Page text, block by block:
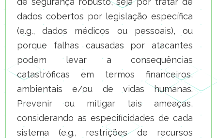
dados cobertos por legislação específica
(e.g., dados médicos ou pessoais), ou
porque falhas causadas por atacantes
podem levar a consequências
catastróficas em termos financeiros,
ambientais e/ou de vidas humanas.
Prevenir ou mitigar tais ameaças,
considerando as especificidades de cada
sistema (e.g., restrições de recursos